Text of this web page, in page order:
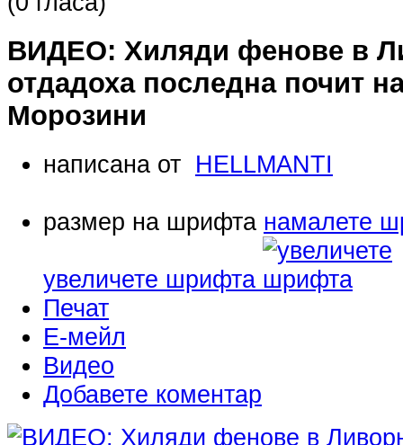
ВИДЕО: Хиляди фенове в
отдадоха последна почит
Морозини
написана от HELLMANTI
размер на шрифта намалете
увеличете шрифта
Печат
Е-мейл
Видео
Добавете коментар